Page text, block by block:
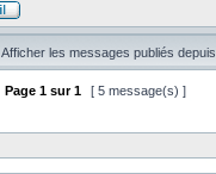
Afficher les messages publiés
Page 1 sur1 [ 5 message(s) ]